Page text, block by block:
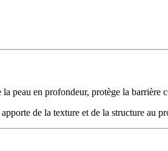
peau en profondeur, protège la barrière
apporte de la texture et de la structure au